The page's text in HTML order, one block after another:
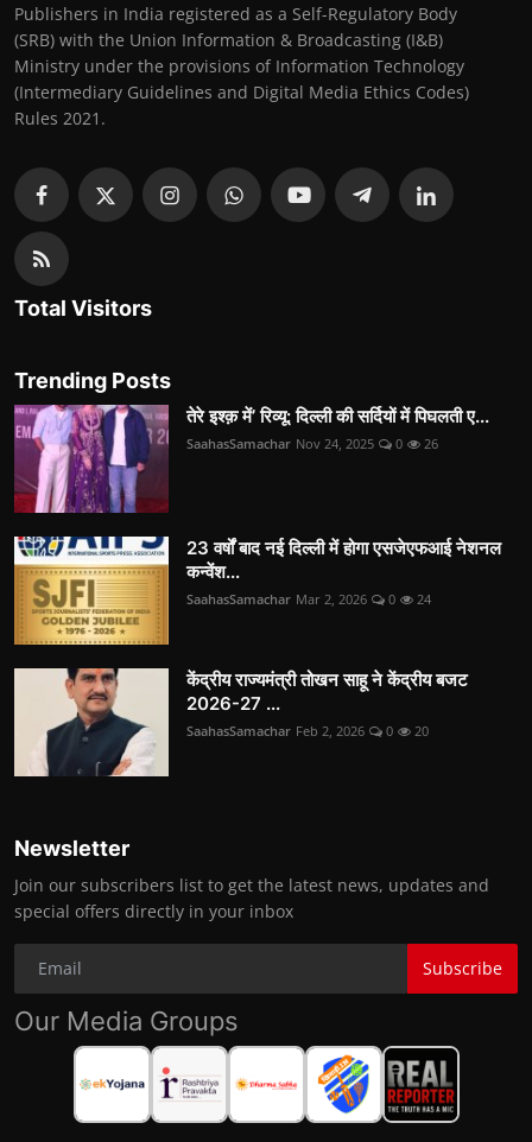
Publishers in India registered as a Self-Regulatory Body
(SRB) with the Union Information & Broadcasting (I&B)
Ministry under the provisions of Information Technology
(Intermediary Guidelines and Digital Media Ethics Codes)
Rules 2021.
Total Visitors
Trending Posts
तेरे इश्क़ में’ रिव्यू: दिल्ली की सर्दियों में पिघलती ए...
SaahasSamachar Nov 24, 2025 0 26
23 वर्षों बाद नई दिल्ली में होगा एसजेएफआई नेशनल
कन्वेंश...
SaahasSamachar Mar 2, 2026 0 24
केंद्रीय राज्यमंत्री तोखन साहू ने केंद्रीय बजट
2026-27 ...
SaahasSamachar Feb 2, 2026 0 20
Newsletter
Join our subscribers list to get the latest news, updates and
special offers directly in your inbox
Subscribe
Our Media Groups